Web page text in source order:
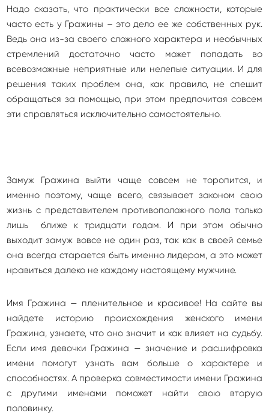
Надо сказать, что практически все сложности, которые
часто есть у Гражины – это дело ее же собственных рук.
Ведь она из-за своего сложного характера и необычных
стремлений достаточно часто может попадать во
всевозможные неприятные или нелепые ситуации. И для
решения таких проблем она, как правило, не спешит
обращаться за помощью, при этом предпочитая совсем
эти справляться исключительно самостоятельно.
Замуж Гражина выйти чаще совсем не торопится, и
именно поэтому, чаще всего, связывает законом свою
жизнь с представителем противоположного пола только
лишь ближе к тридцати годам. И при этом обычно
выходит замуж вовсе не один раз, так как в своей семье
она всегда старается быть именно лидером, а это может
нравиться далеко не каждому настоящему мужчине.
Имя Гражина — пленительное и красивое! На сайте вы
найдете историю происхождения женского имени
Гражина, узнаете, что оно значит и как влияет на судьбу.
Если имя девочки Гражина — значение и расшифровка
имени помогут узнать вам больше о характере и
способностях. А проверка совместимости имени Гражина
с другими именами поможет найти свою вторую
половинку.